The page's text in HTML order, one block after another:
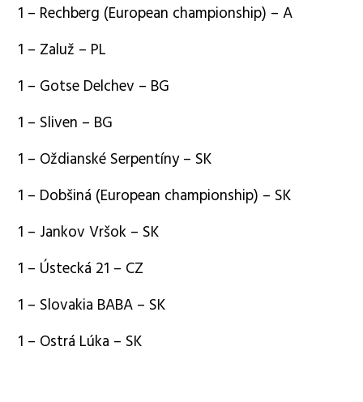
1 – Rechberg (European championship) – A
1 – Zaluž – PL
1 – Gotse Delchev – BG
1 – Sliven – BG
1 – Oždianské Serpentíny – SK
1 – Dobšiná (European championship) – SK
1 – Jankov Vršok – SK
1 – Ústecká 21 – CZ
1 – Slovakia BABA – SK
1 – Ostrá Lúka – SK